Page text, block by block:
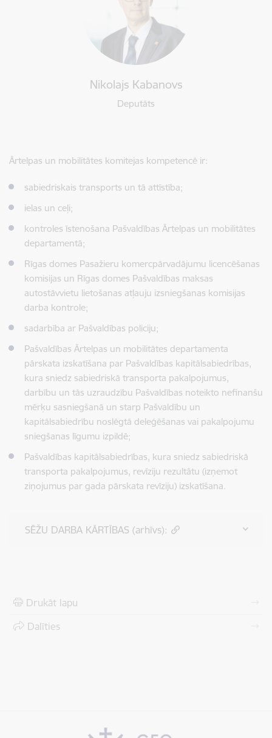
Nikolajs Kabanovs
Deputāts
Ārtelpas un mobilitātes komitejas kompetencē ir:
sabiedriskais transports un tā attīstība;
ielas un ceļi;
kontroles īstenošana Pašvaldības Ārtelpas un mobilitātes
departamentā;
Rīgas domes Pasažieru komercpārvadājumu licencēšanas
komisijas un Rīgas domes Pašvaldības maksas
autostāvvietu lietošanas atļauju izsniegšanas komisijas
darba kontrole;
sadarbība ar Pašvaldības policiju;
Pašvaldības Ārtelpas un mobilitātes departamenta
pārskata izskatīšana par Pašvaldības kapitālsabiedrības,
kura sniedz sabiedriskā transporta pakalpojumus,
darbību un tās uzraudzību Pašvaldības noteikto nefinanšu
mērķu sasniegšanā un starp Pašvaldību un
kapitālsabiedrību noslēgtā deleģēšanas vai pakalpojumu
sniegšanas līgumu izpildē;
Pašvaldības kapitālsabiedrības, kura sniedz sabiedriskā
transporta pakalpojumus, revīziju rezultātu (izņemot
ziņojumus par gada pārskata revīziju) izskatīšana.
SĒŽU DARBA KĀRTĪBAS (arhīvs):
Drukāt lapu
Dalīties